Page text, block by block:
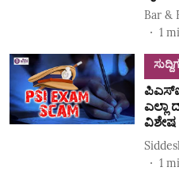
Bar &
1
ಪಿಎಸ್‌ಐ
ಎಲ್ಲಾ
1